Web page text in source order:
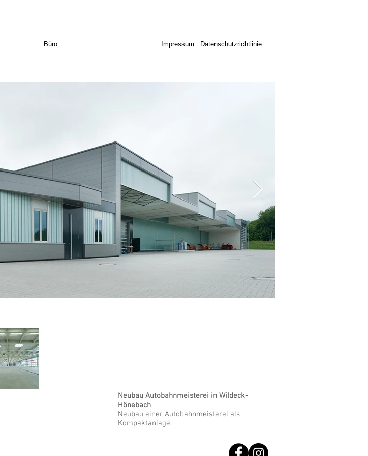
Büro Impressum . Datenschutzrichtlinie
Neubau Autobahnmeisterei in Wildeck-
Hönebach
Neubau einer Autobahnmeisterei als
Kompaktanlage.